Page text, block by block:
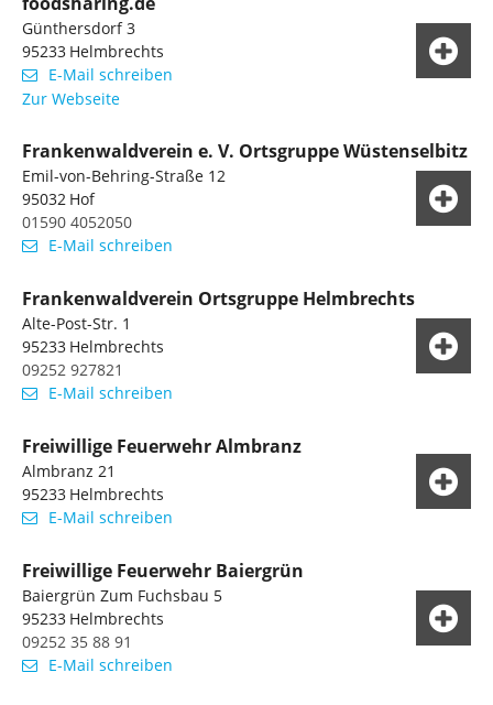
Günthersdorf 3
95233 Helmbrechts
E-Mail schreiben
Zur Webseite
Frankenwaldverein e. V. Ortsgruppe Wüstenselbitz
Emil-von-Behring-Straße 12
95032 Hof
01590 4052050
E-Mail schreiben
Frankenwaldverein Ortsgruppe Helmbrechts
Alte-Post-Str. 1
95233 Helmbrechts
09252 927821
E-Mail schreiben
Freiwillige Feuerwehr Almbranz
Almbranz 21
95233 Helmbrechts
E-Mail schreiben
Freiwillige Feuerwehr Baiergrün
Baiergrün Zum Fuchsbau 5
95233 Helmbrechts
09252 35 88 91
E-Mail schreiben